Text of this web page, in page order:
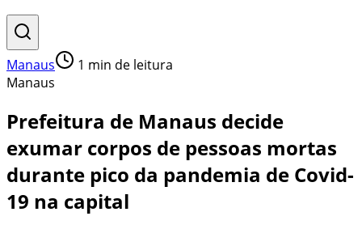
Manaus 1 min de leitura
Manaus
Prefeitura de Manaus decide
exumar corpos de pessoas mortas
durante pico da pandemia de Covid-
19 na capital